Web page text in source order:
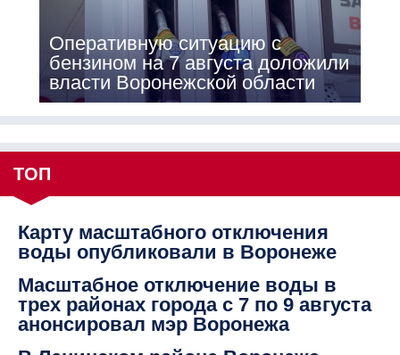
Оперативную ситуацию с
бензином на 7 августа доложили
власти Воронежской области
ТОП
Карту масштабного отключения
воды опубликовали в Воронеже
Масштабное отключение воды в
трех районах города с 7 по 9 августа
анонсировал мэр Воронежа